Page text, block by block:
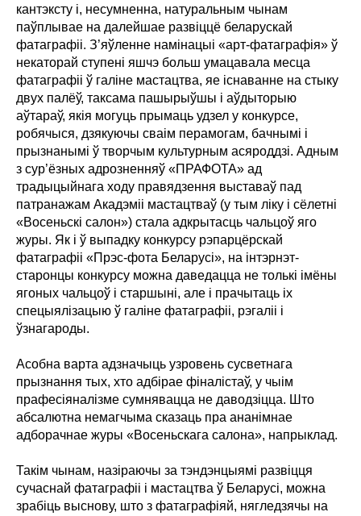
кантэксту і, несумненна, натуральным чынам
паўплывае на далейшае развіццё беларускай
фатаграфіі. З’яўленне намінацыі «арт-фатаграфія» ў
некаторай ступені яшчэ больш умацавала месца
фатаграфіі ў галіне мастацтва, яе існаванне на стыку
двух палёў, таксама пашырыўшы і аўдыторыю
аўтараў, якія могуць прымаць удзел у конкурсе,
робячыся, дзякуючы сваім перамогам, бачнымі і
прызнанымі ў творчым культурным асяроддзі. Адным
з сур’ёзных адрозненняў «ПРАФОТА» ад
традыцыйнага ходу правядзення выставаў пад
патранажам Акадэміі мастацтваў (у тым ліку і сёлетні
«Восеньскі салон») стала адкрытасць чальцоў яго
журы. Як і ў выпадку конкурсу рэпарцёрскай
фатаграфіі «Прэс-фота Беларусі», на інтэрнэт-
старонцы конкурсу можна даведацца не толькі імёны
ягоных чальцоў і старшыні, але і прачытаць іх
спецыялізацыю ў галіне фатаграфіі, рэгаліі і
ўзнагароды.
Асобна варта адзначыць узровень сусветнага
прызнання тых, хто адбірае фіналістаў, у чыім
прафесіяналізме сумнявацца не даводзіцца. Што
абсалютна немагчыма сказаць пра ананімнае
адборачнае журы «Восеньскага салона», напрыклад.
Такім чынам, назіраючы за тэндэнцыямі развіцця
сучаснай фатаграфіі і мастацтва ў Беларусі, можна
зрабіць выснову, што з фатаграфіяй, нягледзячы на